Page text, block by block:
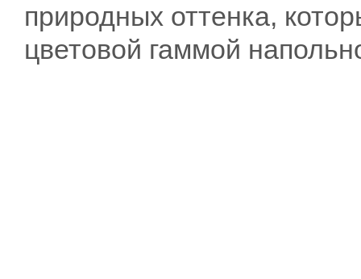
природных оттенка,
цветовой гаммой